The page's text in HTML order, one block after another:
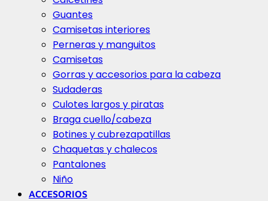
Guantes
Camisetas interiores
Perneras y manguitos
Camisetas
Gorras y accesorios para la cabeza
Sudaderas
Culotes largos y piratas
Braga cuello/cabeza
Botines y cubrezapatillas
Chaquetas y chalecos
Pantalones
Niño
ACCESORIOS